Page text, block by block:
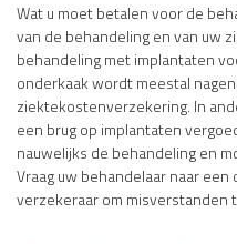
Wat u moet betalen voor de
van de behandeling en van uw
behandeling met implantaten
onderkaak wordt meestal
ziektekostenverzekering. In
een brug op implantaten
nauwelijks de behandeling en
Vraag uw behandelaar naar
verzekeraar om misverstanden